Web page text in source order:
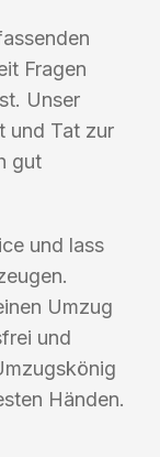
Fragen
Unser
und Tat zur
gut
und lass
Umzug
und
Händen.